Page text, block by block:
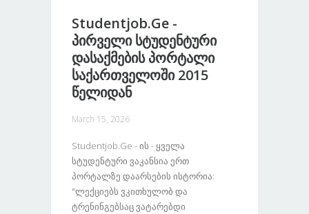
Studentjob.ge -
Პირველი Სტუდენტური
Დასაქმების Პორტალი
Საქართველოში 2015
Წელიდან
March 15, 2026
Studentjob.ge - Ის - Ყველა
Სტუდენტური Ვაკანსია Ერთ
Პორტალზე Დაარსების Ისტორია:
"ლექციებს Ვკითხულობ Და
Ტრენინგებსაც Ვატარებდი